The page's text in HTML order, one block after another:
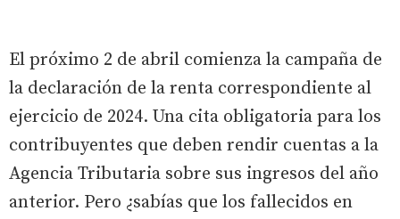
El próximo 2 de abril comienza la campaña de
la declaración de la renta correspondiente al
ejercicio de 2024. Una cita obligatoria para los
contribuyentes que deben rendir cuentas a la
Agencia Tributaria sobre sus ingresos del año
anterior. Pero ¿sabías que los fallecidos en